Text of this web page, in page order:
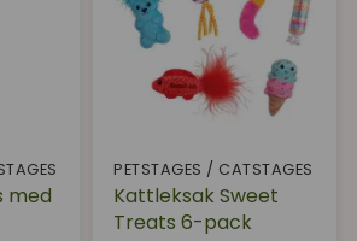
med
PETSTAGES / CATSTAGES
Kattleksak Sweet
Treats 6-pack